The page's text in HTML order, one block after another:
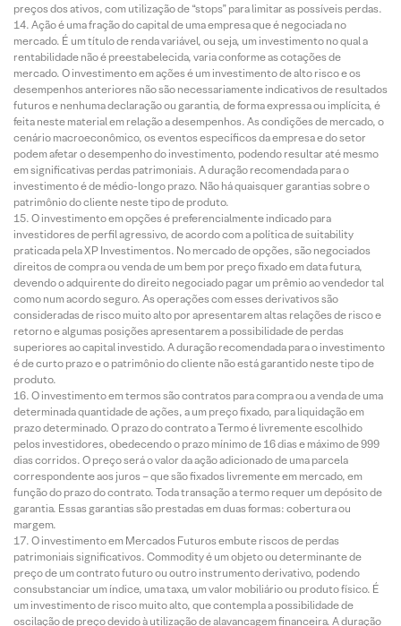
preços dos ativos, com utilização de “stops” para limitar as possíveis perdas.
Ação é uma fração do capital de uma empresa que é negociada no
mercado. É um título de renda variável, ou seja, um investimento no qual a
rentabilidade não é preestabelecida, varia conforme as cotações de
mercado. O investimento em ações é um investimento de alto risco e os
desempenhos anteriores não são necessariamente indicativos de resultados
futuros e nenhuma declaração ou garantia, de forma expressa ou implícita, é
feita neste material em relação a desempenhos. As condições de mercado, o
cenário macroeconômico, os eventos específicos da empresa e do setor
podem afetar o desempenho do investimento, podendo resultar até mesmo
em significativas perdas patrimoniais. A duração recomendada para o
investimento é de médio-longo prazo. Não há quaisquer garantias sobre o
patrimônio do cliente neste tipo de produto.
O investimento em opções é preferencialmente indicado para
investidores de perfil agressivo, de acordo com a política de suitability
praticada pela XP Investimentos. No mercado de opções, são negociados
direitos de compra ou venda de um bem por preço fixado em data futura,
devendo o adquirente do direito negociado pagar um prêmio ao vendedor tal
como num acordo seguro. As operações com esses derivativos são
consideradas de risco muito alto por apresentarem altas relações de risco e
retorno e algumas posições apresentarem a possibilidade de perdas
superiores ao capital investido. A duração recomendada para o investimento
é de curto prazo e o patrimônio do cliente não está garantido neste tipo de
produto.
O investimento em termos são contratos para compra ou a venda de uma
determinada quantidade de ações, a um preço fixado, para liquidação em
prazo determinado. O prazo do contrato a Termo é livremente escolhido
pelos investidores, obedecendo o prazo mínimo de 16 dias e máximo de 999
dias corridos. O preço será o valor da ação adicionado de uma parcela
correspondente aos juros – que são fixados livremente em mercado, em
função do prazo do contrato. Toda transação a termo requer um depósito de
garantia. Essas garantias são prestadas em duas formas: cobertura ou
margem.
O investimento em Mercados Futuros embute riscos de perdas
patrimoniais significativos. Commodity é um objeto ou determinante de
preço de um contrato futuro ou outro instrumento derivativo, podendo
consubstanciar um índice, uma taxa, um valor mobiliário ou produto físico. É
um investimento de risco muito alto, que contempla a possibilidade de
oscilação de preço devido à utilização de alavancagem financeira. A duração